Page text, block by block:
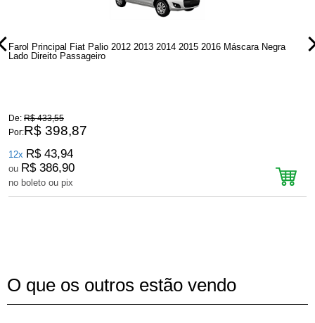
Farol Principal Fiat Palio 2012 2013 2014 2015 2016 Máscara Negra
Lado Direito Passageiro
De: R$ 433,55
Por:R$ 398,87
12x R$ 43,94
ou R$ 386,90
no boleto ou pix
O que os outros estão vendo